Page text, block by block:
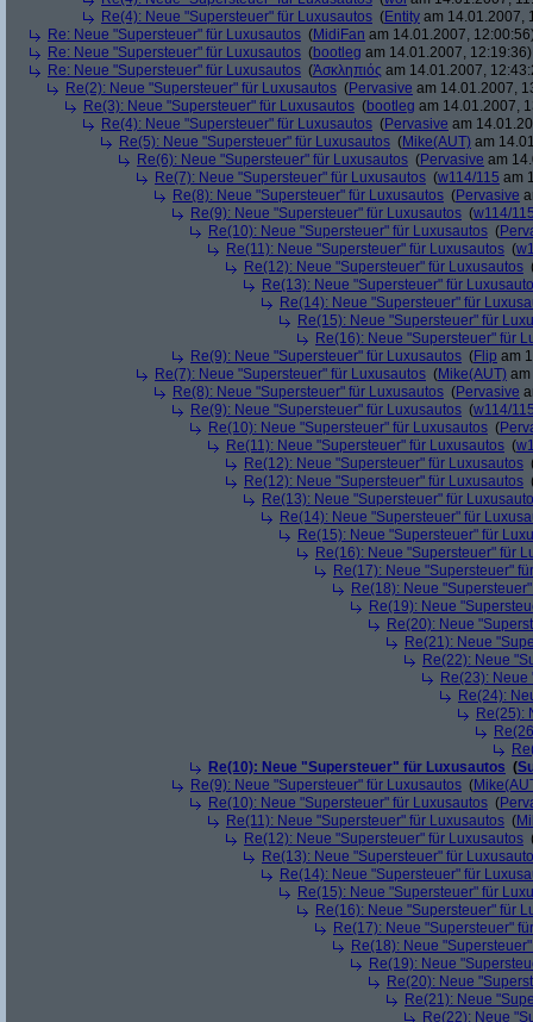
Re(4): Neue "Supersteuer" für Luxusautos (Entity am 14.01.2007,
Re: Neue "Supersteuer" für Luxusautos (MidiFan am 14.01.2007,
Re: Neue "Supersteuer" für Luxusautos (bootleg am 14.01.2007, 12:19:36)
Re: Neue "Supersteuer" für Luxusautos (Ἀσκληπιός am 14.01.2007,
Re(2): Neue "Supersteuer" für Luxusautos (Pervasive am 14.01.2007,
Re(3): Neue "Supersteuer" für Luxusautos (bootleg am 14.01.2007,
Re(4): Neue "Supersteuer" für Luxusautos (Pervasive am
Re(5): Neue "Supersteuer" für Luxusautos (Mike(AUT) am
Re(6): Neue "Supersteuer" für Luxusautos (Pervasive am
Re(7): Neue "Supersteuer" für Luxusautos (w114/115 am
Re(8): Neue "Supersteuer" für Luxusautos (Pervasive
Re(9): Neue "Supersteuer" für Luxusautos (w114/
Re(10): Neue "Supersteuer" für Luxusautos (
Re(11): Neue "Supersteuer" für Luxusautos (
Re(12): Neue "Supersteuer" für Luxusautos
Re(13): Neue "Supersteuer" für
Re(14): Neue "Supersteuer" für
Re(15): Neue "Supersteuer" für
Re(16): Neue "Supersteuer" für
Re(9): Neue "Supersteuer" für Luxusautos (Flip am
Re(7): Neue "Supersteuer" für Luxusautos (Mike(AUT)
Re(8): Neue "Supersteuer" für Luxusautos (Pervasive
Re(9): Neue "Supersteuer" für Luxusautos (w114/
Re(10): Neue "Supersteuer" für Luxusautos (
Re(11): Neue "Supersteuer" für Luxusautos (
Re(12): Neue "Supersteuer" für Luxusautos
Re(12): Neue "Supersteuer" für Luxusautos
Re(13): Neue "Supersteuer" für
Re(14): Neue "Supersteuer" für
Re(15): Neue "Supersteuer" für
Re(16): Neue "Supersteuer" für
Re(17): Neue "Supersteuer"
Re(18): Neue
Re(19): Neue
Re(20): Neue
Re(21): Neue
Re(22): Neue
Re(23):
Re(24):
Re(25):
Re(10): Neue "Supersteuer" für Luxusautos (
Re(9): Neue "Supersteuer" für Luxusautos (
Re(10): Neue "Supersteuer" für Luxusautos (
Re(11): Neue "Supersteuer" für Luxusautos (
Re(12): Neue "Supersteuer" für Luxusautos
Re(13): Neue "Supersteuer" für
Re(14): Neue "Supersteuer" für
Re(15): Neue "Supersteuer" für
Re(16): Neue "Supersteuer" für
Re(17): Neue "Supersteuer"
Re(18): Neue
Re(19): Neue
Re(20): Neue
Re(21): Neue
Re(22): Neue